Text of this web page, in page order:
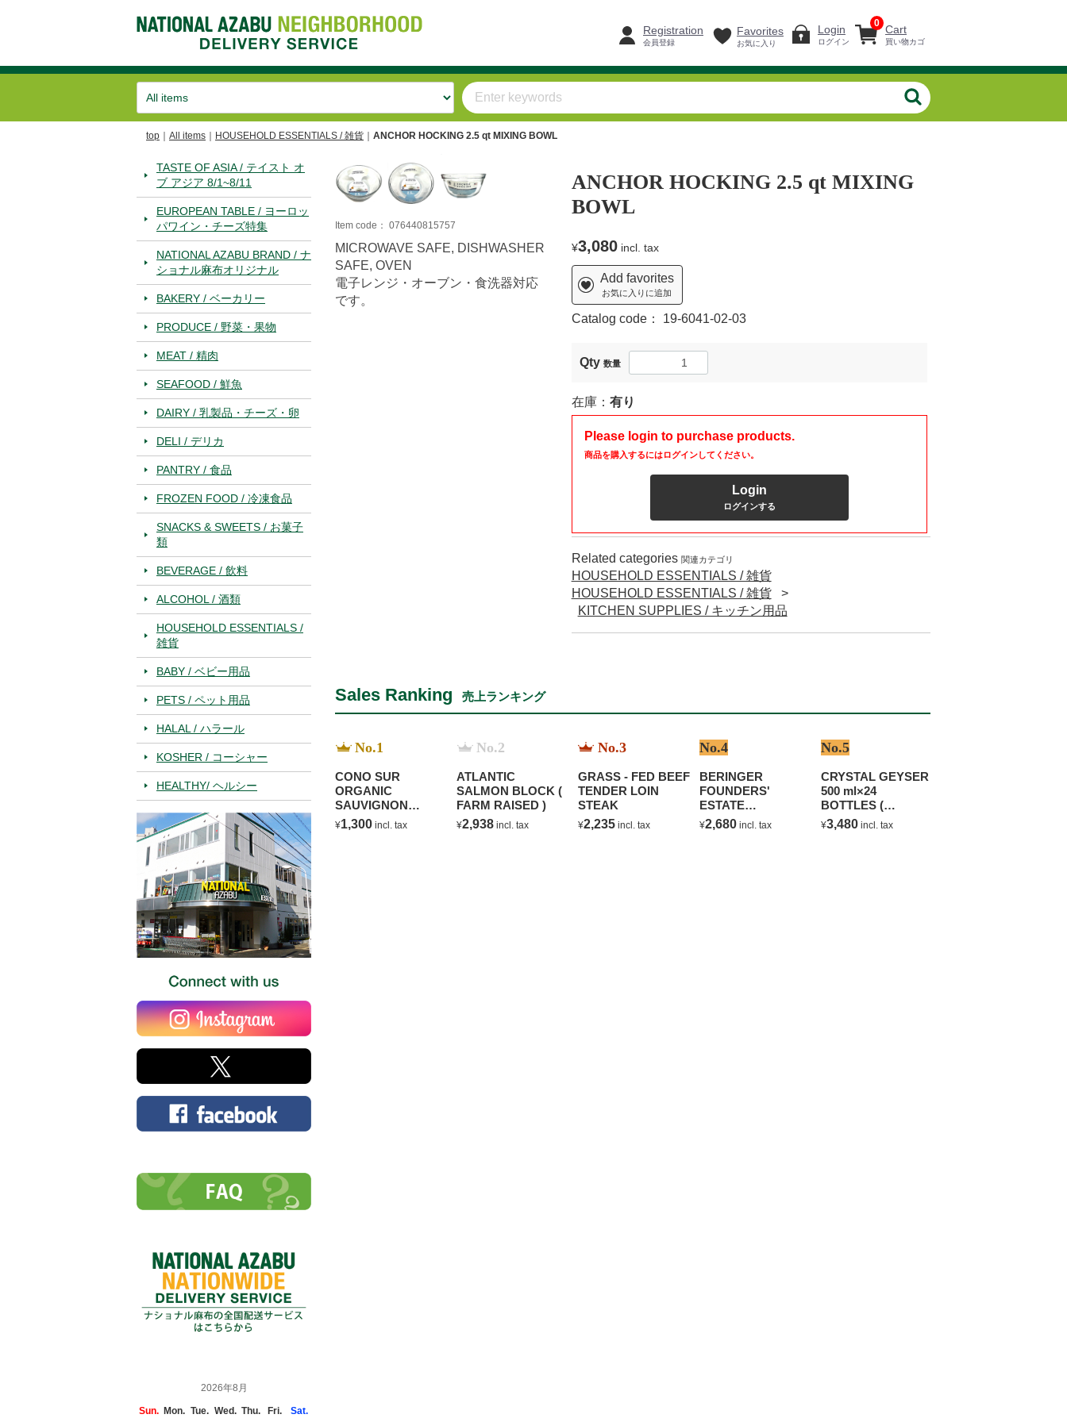
Cart
買い物カゴ
0
Registration
会員登録
Favorites
お気に入り
Login
ログイン
top All items HOUSEHOLD ESSENTIALS / 雑貨 ANCHOR HOCKING 2.5 qt MIXING BOWL
TASTE OF ASIA / テイスト オ
ブ アジア 8/1~8/11
EUROPEAN TABLE / ヨーロッ
パワイン・チーズ特集
NATIONAL AZABU BRAND / ナ
ショナル麻布オリジナル
BAKERY / ベーカリー
PRODUCE / 野菜・果物
MEAT / 精肉
SEAFOOD / 鮮魚
DAIRY / 乳製品・チーズ・卵
DELI / デリカ
PANTRY / 食品
FROZEN FOOD / 冷凍食品
SNACKS & SWEETS / お菓子
類
BEVERAGE / 飲料
ALCOHOL / 酒類
HOUSEHOLD ESSENTIALS /
雑貨
BABY / ベビー用品
PETS / ペット用品
HALAL / ハラール
KOSHER / コーシャー
HEALTHY/ ヘルシー
2026年8月
Sun. Mon. Tue. Wed. Thu. Fri.
Sat.
ANCHOR HOCKING 2.5 qt MIXING
BOWL
¥3,080incl. tax
Add favorites
お気に入りに追加
Catalog code： 19-6041-02-03
Qty 数量
在庫： 有り
Please login to purchase products.
商品を購入するにはログインしてください。
Login
ログインする
Item code： 076440815757
MICROWAVE SAFE, DISHWASHER
SAFE, OVEN
電子レンジ・オーブン・食洗器対応
です。
Related categories 関連カテゴリ
HOUSEHOLD ESSENTIALS / 雑貨
HOUSEHOLD ESSENTIALS / 雑貨
KITCHEN SUPPLIES / キッチン用品
Sales Ranking 売上ランキング
No.1
CONO SUR
ORGANIC
SAUVIGNON
BLANC
¥1,300 incl. tax
No.2
ATLANTIC
SALMON BLOCK (
FARM RAISED )
¥2,938 incl. tax
No.3
GRASS - FED BEEF
TENDER LOIN
STEAK
¥2,235 incl. tax
No.4
BERINGER
FOUNDERS'
ESTATE
CHARDONNAY
¥2,680 incl. tax
No.5
CRYSTAL GEYSER
500 ml×24
BOTTLES (
NATURAL
MINERAL WATER )
¥3,480 incl. tax